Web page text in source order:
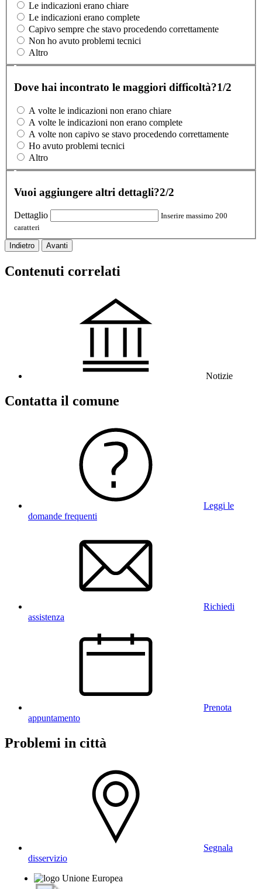
Le indicazioni erano chiare
Le indicazioni erano complete
Capivo sempre che stavo procedendo correttamente
Non ho avuto problemi tecnici
Altro
Dove hai incontrato le maggiori difficoltà?1/2
A volte le indicazioni non erano chiare
A volte le indicazioni non erano complete
A volte non capivo se stavo procedendo correttamente
Ho avuto problemi tecnici
Altro
Vuoi aggiungere altri dettagli?2/2
Dettaglio
Inserire massimo 200
caratteri
Indietro Avanti
Contenuti correlati
Notizie
Contatta il comune
Leggi le
domande frequenti
Richiedi
assistenza
Prenota
appuntamento
Problemi in città
Segnala
disservizio